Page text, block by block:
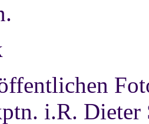
i.R. Dieter